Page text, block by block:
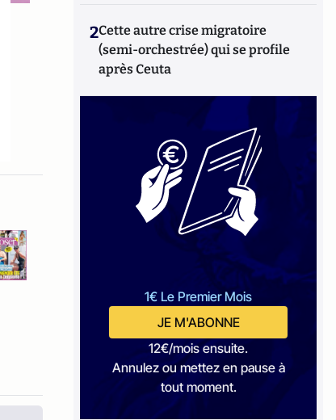
2Cette autre crise migratoire
(semi-orchestrée) qui se profile
après Ceuta
1€ Le Premier Mois
JE M'ABONNE
12€/mois ensuite.
Annulez ou mettez en pause à
tout moment.